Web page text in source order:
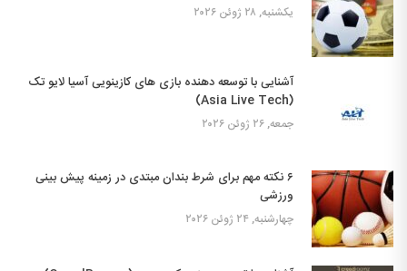
یکشنبه, ۲۸ ژوئن ۲۰۲۶
آشنایی با توسعه دهنده بازی های کازینویی آسیا لایو تک
(Asia Live Tech)
جمعه, ۲۶ ژوئن ۲۰۲۶
۶ نکته مهم برای شرط بندان مبتدی در زمینه پیش بینی
ورزشی
چهارشنبه, ۲۴ ژوئن ۲۰۲۶